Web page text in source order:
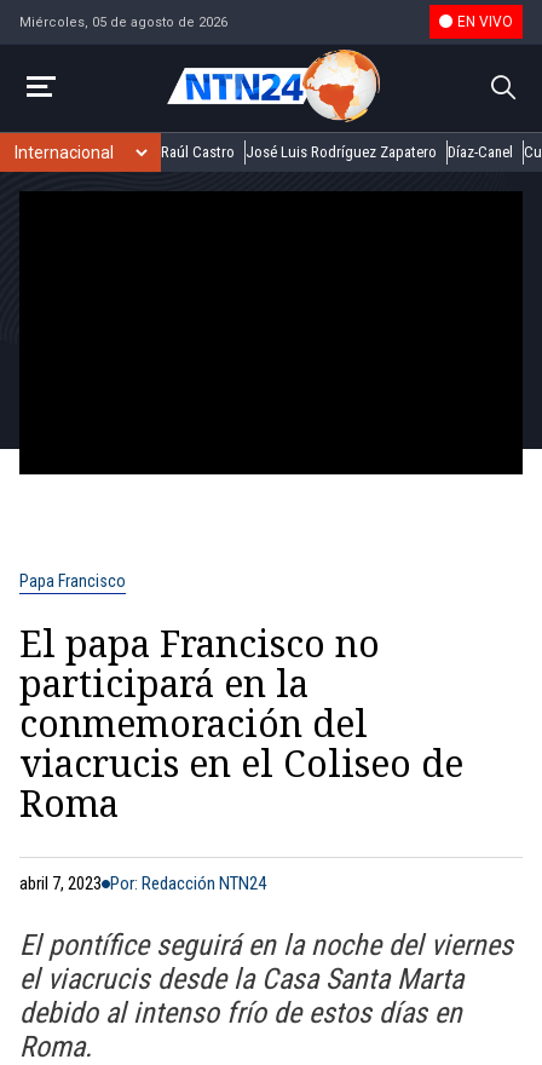
Miércoles, 05 de agosto de 2026 EN VIVO
Raúl Castro José Luis Rodríguez Zapatero Díaz-Canel
Papa Francisco
El papa Francisco no
participará en la
conmemoración del
viacrucis en el Coliseo de
Roma
abril 7, 2023 Por: Redacción NTN24
El pontífice seguirá en la noche del viernes
el viacrucis desde la Casa Santa Marta
debido al intenso frío de estos días en
Roma.